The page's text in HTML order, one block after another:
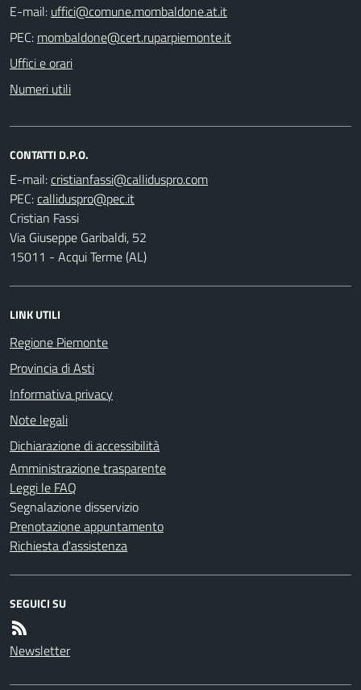
E-mail:
PEC:
Uffici e orari
Numeri utili
CONTATTI D.P.O.
E-mail:
PEC:
Cristian Fassi
Via Giuseppe Garibaldi, 52
15011 - Acqui Terme (AL)
LINK UTILI
Regione Piemonte
Provincia di Asti
Informativa privacy
Note legali
Dichiarazione di accessibilità
Amministrazione trasparente
Leggi le FAQ
Segnalazione disservizio
Prenotazione appuntamento
Richiesta d'assistenza
SEGUICI SU
Newsletter